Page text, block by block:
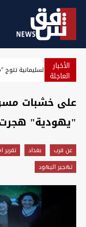
الأخبار
العاجلة بالصور..
على خشبات
"يهودية"
عن قرب بغداد تقرير
تهجير اليهود